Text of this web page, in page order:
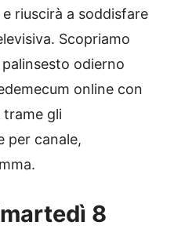
e riuscirà a soddisfare
Scopriamo
odierno
online con
gli
per canale,
8